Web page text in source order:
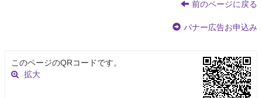
前のページに戻る
バナー広告お申込み
このページのQRコードです。
拡大